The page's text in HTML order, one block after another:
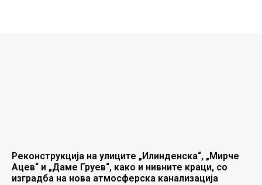
Реконструкција на улиците „Илинденска“, „Мирче
Ацев“ и „Даме Груев“, како и нивните краци, со
изградба на нова атмосферска канализација